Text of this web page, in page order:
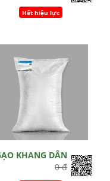
Hết hiệu lực
KHANG DÂN
0 đ